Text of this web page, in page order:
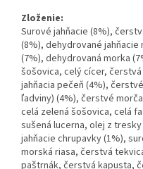
Zloženie:
Surové jahňacie (8%),
(8%), dehydrované
(7%), dehydrovaná morka
šošovica, celý cícer,
jahňacia pečeň (4%),
ľadviny) (4%), čerstvé
celá zelená šošovica, celá
sušená lucerna, olej z
jahňacie chrupavky (1%),
morská riasa, čerstvá
paštrnák, čerstvá kapusta,